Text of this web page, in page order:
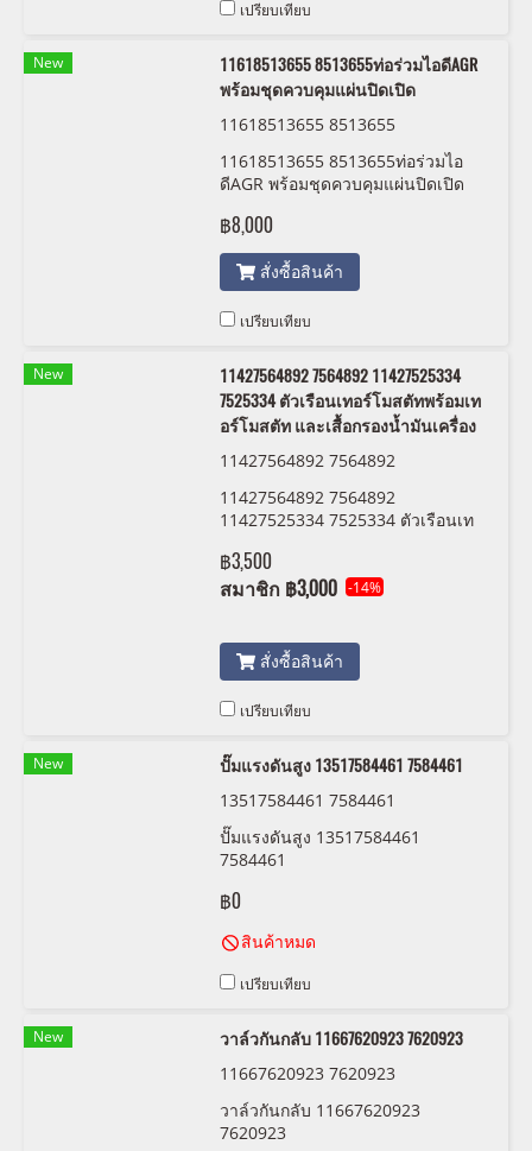
เปรียบเทียบ
New
11618513655 8513655ท่อร่วมไอดีAGR
พร้อมชุดควบคุมแผ่นปิดเปิด
11618513655 8513655
11618513655 8513655ท่อร่วมไอ
ดีAGR พร้อมชุดควบคุมแผ่นปิดเปิด
฿8,000
สั่งซื้อสินค้า
เปรียบเทียบ
New
11427564892 7564892 11427525334
7525334 ตัวเรือนเทอร์โมสตัทพร้อมเท
อร์โมสตัท และเสื้อกรองน้ำมันเครื่อง
11427564892 7564892
11427564892 7564892
11427525334 7525334 ตัวเรือนเท
กรองน้ำมันเครื่อง
฿3,500
สมาชิก ฿3,000 -14%
สั่งซื้อสินค้า
เปรียบเทียบ
New
ปั๊มแรงดันสูง 13517584461 7584461
13517584461 7584461
ปั๊มแรงดันสูง 13517584461
7584461
฿0
สินค้าหมด
เปรียบเทียบ
New
วาล์วกันกลับ 11667620923 7620923
11667620923 7620923
วาล์วกันกลับ 11667620923
7620923